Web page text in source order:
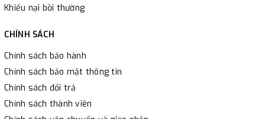
Khiếu nại bồi thường
CHÍNH SÁCH
Chính sách bảo hành
Chính sách bảo mật thông tin
Chính sách đổi trả
Chính sách thành viên